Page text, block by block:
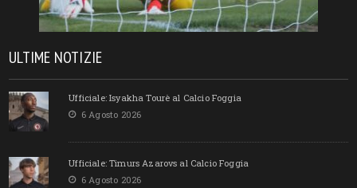
ULTIME NOTIZIE
Ufficiale: Isyakha Tourè al Calcio Foggia
6 Agosto 2026
Ufficiale: Timurs Azarovs al Calcio Foggia
6 Agosto 2026